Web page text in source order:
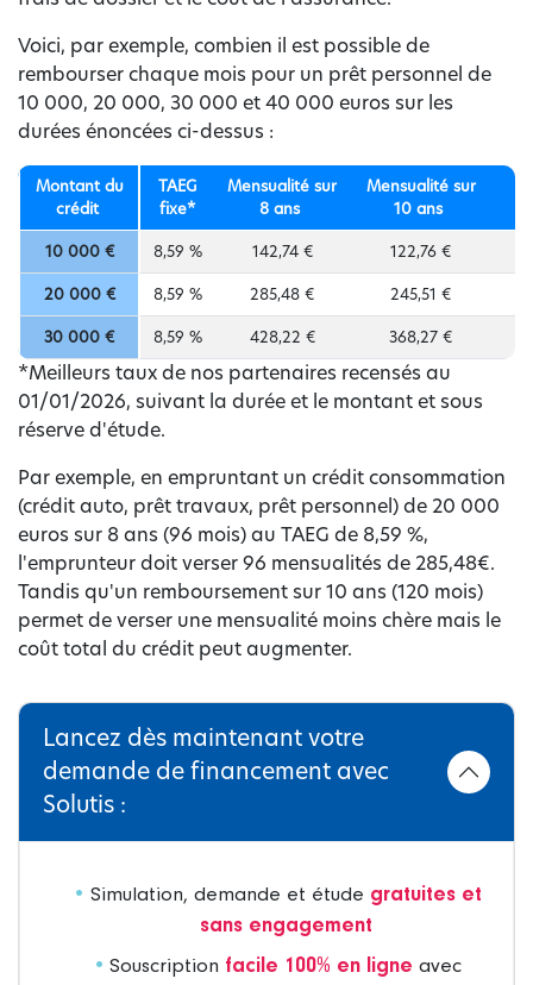
Voici, par exemple, combien il est possible de
rembourser chaque mois pour un prêt personnel de
10 000, 20 000, 30 000 et 40 000 euros sur les
durées énoncées ci-dessus :
Montant du
crédit
TAEG
fixe*
Mensualité sur
8 ans
Mensualité sur
10 ans
10 000 € 8,59 % 142,74 € 122,76 €
20 000 € 8,59 % 285,48 € 245,51 €
30 000 € 8,59 % 428,22 € 368,27 €
*Meilleurs taux de nos partenaires recensés au
01/01/2026, suivant la durée et le montant et sous
réserve d'étude.
Par exemple, en empruntant un crédit consommation
(crédit auto, prêt travaux, prêt personnel) de 20 000
euros sur 8 ans (96 mois) au TAEG de 8,59 %,
l'emprunteur doit verser 96 mensualités de 285,48€.
Tandis qu'un remboursement sur 10 ans (120 mois)
permet de verser une mensualité moins chère mais le
coût total du crédit peut augmenter.
Lancez dès maintenant votre
demande de financement avec
Solutis :
Simulation, demande et étude gratuites et
sans engagement
Souscription facile 100% en ligne avec